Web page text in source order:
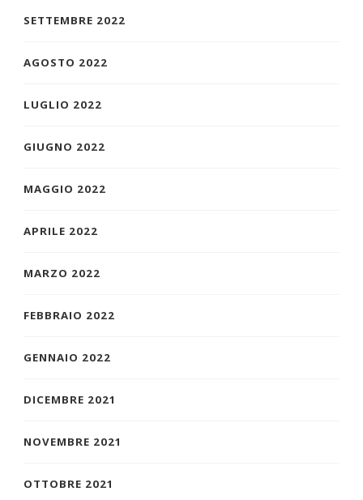
SETTEMBRE 2022
AGOSTO 2022
LUGLIO 2022
GIUGNO 2022
MAGGIO 2022
APRILE 2022
MARZO 2022
FEBBRAIO 2022
GENNAIO 2022
DICEMBRE 2021
NOVEMBRE 2021
OTTOBRE 2021